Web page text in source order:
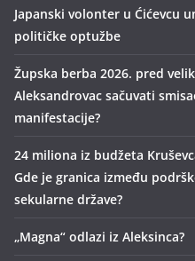
Japanski volonter u Ćićevcu
političke optužbe
Župska berba 2026. pred
Aleksandrovac sačuvati
manifestacije?
24 miliona iz budžeta
Gde je granica između
sekularne države?
„Magna“ odlazi iz Aleksinca?